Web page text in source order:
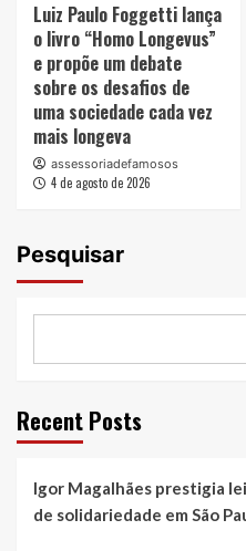
Luiz Paulo Foggetti lança
o livro “Homo Longevus”
e propõe um debate
sobre os desafios de
uma sociedade cada vez
mais longeva
assessoriadefamosos
4 de agosto de 2026
Pesquisar
Recent Posts
Igor Magalhães prestigia
de solidariedade em São